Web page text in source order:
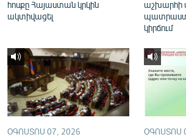
«Ազատության» բոլոր կայքերը
հոսքը Հայաստան կրկին
ակտիվացել
աշխարհի
կիրճում
ՕԳՈՍՏՈՍ 07, 2026 ՕԳՈՍՏՈՍ